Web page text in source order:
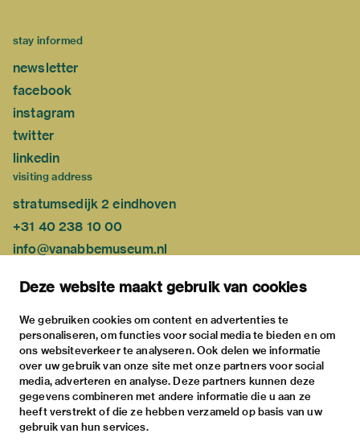
Deze website maakt gebruik van cookies
We gebruiken cookies om content en advertenties te
personaliseren, om functies voor social media te bieden en om
ons websiteverkeer te analyseren. Ook delen we informatie
over uw gebruik van onze site met onze partners voor social
media, adverteren en analyse. Deze partners kunnen deze
gegevens combineren met andere informatie die u aan ze
heeft verstrekt of die ze hebben verzameld op basis van uw
gebruik van hun services.
stay informed
newsletter
facebook
instagram
twitter
linkedin
visiting address
stratumsedijk 2 eindhoven
+31 40 238 10 00
info@vanabbemuseum.nl
exhibitions
activities
practical information
about
the museum
the collection
foundations & partners